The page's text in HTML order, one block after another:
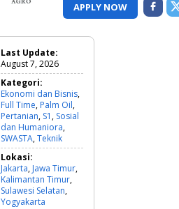
APPLY NOW
Last Update:
August 7, 2026
Kategori:
Ekonomi dan Bisnis,
Full Time, Palm Oil,
Pertanian, S1 , Sosial
dan Humaniora,
SWASTA,Teknik
k
n
o
m
Lokasi:
Jakarta, Jawa Timur,
Kalimantan Timur,
Sulawesi Selatan,
Yogyakarta